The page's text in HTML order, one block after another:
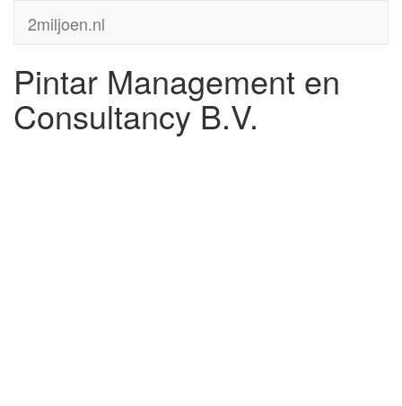
2miljoen.nl
Pintar Management en
Consultancy B.V.